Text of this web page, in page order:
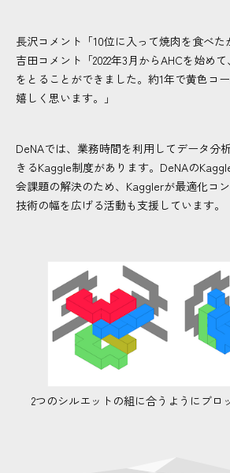
長沢コメント「10位に入って焼肉を食べた
吉田コメント「2022年3月からAHCを始め
をとることができました。約1年で黄色コ
嬉しく思います。」
DeNAでは、業務時間を利用してデータ分
きるKaggle制度があります。DeNAの
会課題の解決のため、Kagglerが最適化コン
技術の幅を広げる活動も支援しています。
2つのシルエットの組に合うようにブロ